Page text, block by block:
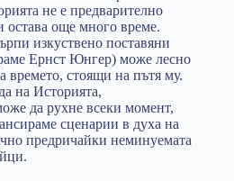
не е предварително
остава още много време.
изкуствено поставяни
Ернст Юнгер) може лесно
времето, стоящи на пътя му.
на Историята,
да рухне всеки момент,
сценарии в духа на
предричайки неминуемата